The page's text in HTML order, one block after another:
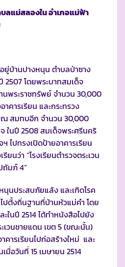
ลแม่สลองใน อำเภอแม่ฟ้า
านปางหนุน ตำบลป่าซาง
2507 โดยพระบาทสมเด็จ
นพระราชทรัพย์ จำนวน 30,000
าคารเรียน และกระทรวง
ณ สมทบอีก จำนวน 30,000
ในปี 2508 สมเด็จพระศรีนคริ
ไปทรงเปิดป้ายอาคารเรียน
ยนว่า “โรงเรียนตำรวจตระเวน
ถัมภ์ 4”
ประสบภัยแล้ง และเกิดโรค
ปตั้งถิ่นฐานที่บ้านหัวแม่คำ โดย
ในปี 2514 ได้ทำหนังสือไปยัง
เวนชายแดน เขต 5 (ขณะนั้น)
ารเรียนไปก่อสร้างใหม่ และ
มื่อวันที่ 15 เมษายน 2514